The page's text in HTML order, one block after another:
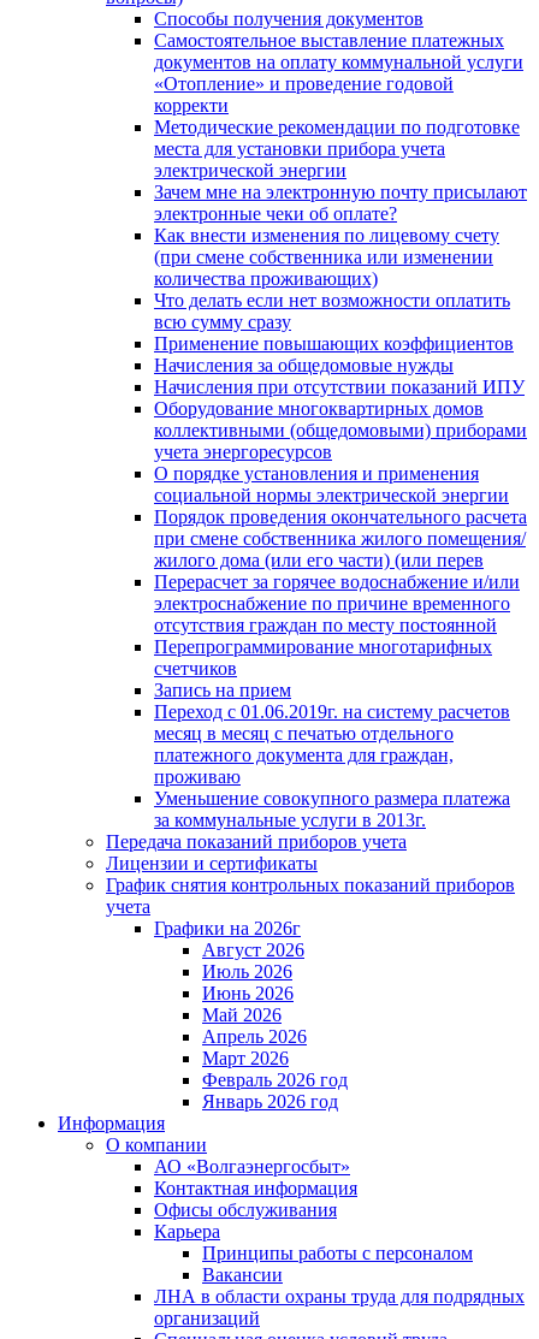
Способы получения документов
Самостоятельное выставление платежных
документов на оплату коммунальной услуги
«Отопление» и проведение годовой
корректи
Методические рекомендации по подготовке
места для установки прибора учета
электрической энергии
Зачем мне на электронную почту присылают
электронные чеки об оплате?
Как внести изменения по лицевому счету
(при смене собственника или изменении
количества проживающих)
Что делать если нет возможности оплатить
всю сумму сразу
Применение повышающих коэффициентов
Начисления за общедомовые нужды
Начисления при отсутствии показаний ИПУ
Оборудование многоквартирных домов
коллективными (общедомовыми) приборами
учета энергоресурсов
О порядке установления и применения
социальной нормы электрической энергии
Порядок проведения окончательного расчета
при смене собственника жилого помещения/
жилого дома (или его части) (или перев
Перерасчет за горячее водоснабжение и/или
электроснабжение по причине временного
отсутствия граждан по месту постоянной
Перепрограммирование многотарифных
счетчиков
Запись на прием
Переход с 01.06.2019г. на систему расчетов
месяц в месяц с печатью отдельного
платежного документа для граждан,
проживаю
Уменьшение совокупного размера платежа
за коммунальные услуги в 2013г.
Передача показаний приборов учета
Лицензии и сертификаты
График снятия контрольных показаний приборов
учета
Графики на 2026г
Август 2026
Июль 2026
Июнь 2026
Май 2026
Апрель 2026
Март 2026
Февраль 2026 год
Январь 2026 год
Информация
О компании
АО «Волгаэнергосбыт»
Контактная информация
Офисы обслуживания
Карьера
Принципы работы с персоналом
Вакансии
ЛНА в области охраны труда для подрядных
организаций